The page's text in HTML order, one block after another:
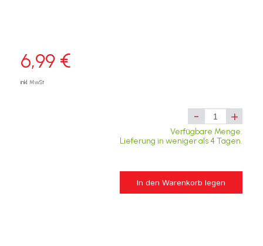
6,99 €
inkl. MwSt
- +
Verfügbare Menge.
Lieferung in weniger als 4 Tagen.
In den Warenkorb legen